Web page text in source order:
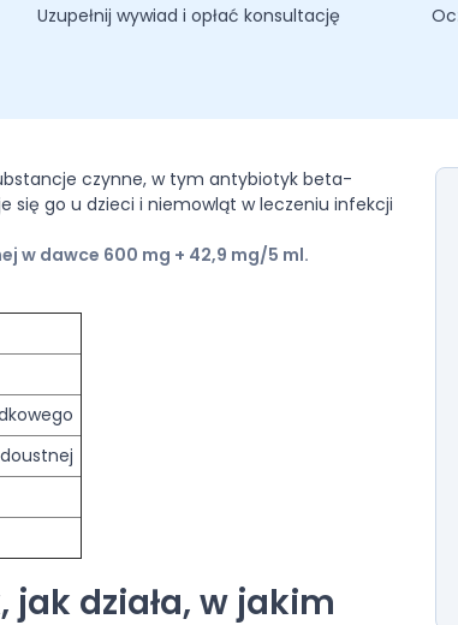
Uzupełnij wywiad i opłać konsultację
czynne, w tym antybiotyk beta-
się go u dzieci i niemowląt w leczeniu infekcji
w dawce 600 mg + 42,9 mg/5 ml.
jak działa, w jakim